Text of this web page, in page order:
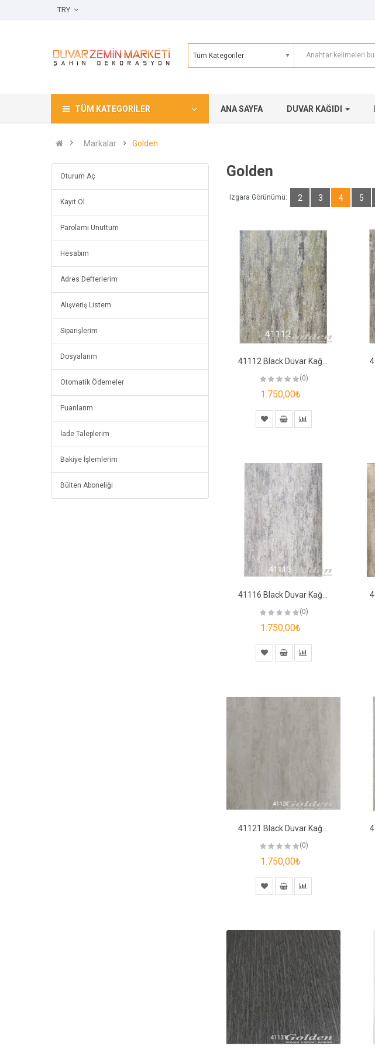
Tüm Kategoriler
TÜM KATEGORILER ANA SAYFA DUVAR KAĞIDI
Markalar Golden
Oturum Aç
Kayıt Ol
Parolamı Unuttum
Hesabım
Adres Defterlerim
Alışveriş Listem
Siparişlerim
Dosyalarım
Otomatik Ödemeler
Puanlarım
İade Taleplerim
Bakiye İşlemlerim
Bülten Aboneliği
Golden
Izgara Görünümü: 2 3 4 5
(0)
1.750,00₺
(0)
1.750,00₺
(0)
1.750,00₺